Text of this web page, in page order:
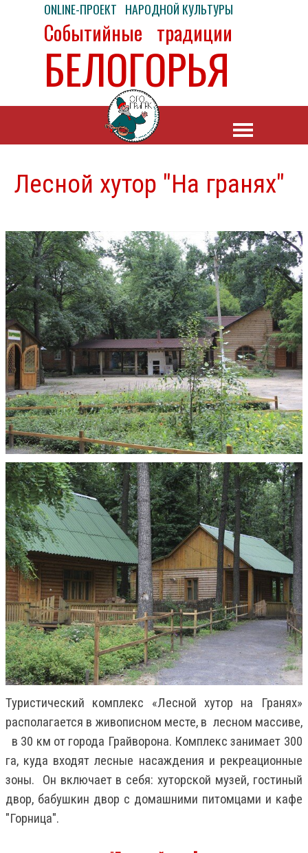
Событийные традиции
БЕЛОГОРЬЯ
ONLINE-ПРОЕКТ НАРОДНОЙ КУЛЬТУРЫ
Лесной хутор "На гранях"
Туристический комплекс «Лесной хутор на Гранях»
располагается в живописном месте, в лесном массиве,
в 30 км от города Грайворона. Комплекс занимает 300
га, куда входят лесные насаждения и рекреационные
зоны. Он включает в себя: хуторской музей, гостиный
двор, бабушкин двор с домашними питомцами и кафе
"Горница".